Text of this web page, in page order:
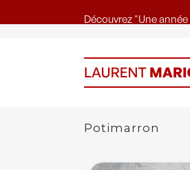
Découvrez "Une
Potimarron